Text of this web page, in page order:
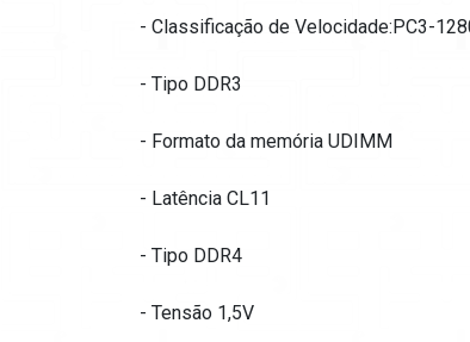
- Classificação de Velocidade:PC3-
- Tipo DDR3
- Formato da memória UDIMM
- Latência CL11
- Tipo DDR4
- Tensão 1,5V